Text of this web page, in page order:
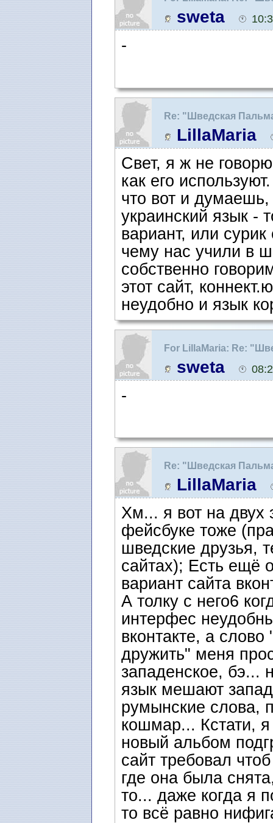
sweta
-
Re: "Шведская
LillaMaria
Свет, я ж не
как его
что вот и
украинский язык -
вариант, или
чему нас учили в
собственно
этот сайт,
неудобно и язык
For LillaMaria: Re:
sweta
-
Re: "Шведская
LillaMaria
Хм... я вот на двух
фейсбуке тоже
шведские друзья,
сайтах); Есть ещё
вариант сайта
А толку с него6
интерфес
вконтакте, а
дружить" меня
западенское, бэ...
язык мешают
румынские слова,
кошмар... Кстати,
новый альбом
сайт требовал
где она была
то... даже когда я
то всё равно